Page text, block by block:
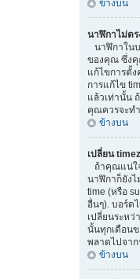
ข้างบน
นาฬิกาไม่ตร
นาฬิกาใน
ของคุณ ซึ่งคุ
แก้ไขการตั้
การแก้ไข
แล้วเท่านั้น
คุณควรจะท
ข้างบน
เปลี่ยน
ถ้าคุณแน่ใ
นาฬิกาก็ยังไ
time (หรือ
อื่นๆ). บอร์ด
เปลี่ยนระหว่
นั้นทุกเดือน
พลาดไปจา
ข้างบน